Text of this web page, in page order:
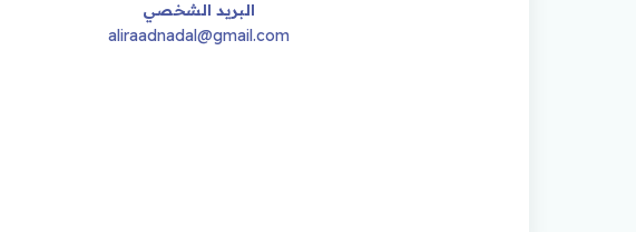
البريد الشخصي
aliraadnadal@gmail.com